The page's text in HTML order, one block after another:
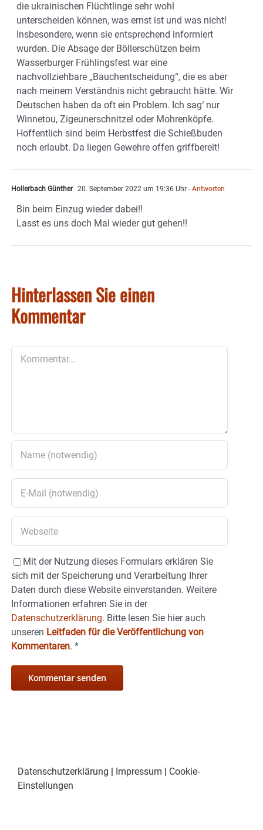
die ukrainischen Flüchtlinge sehr wohl
unterscheiden können, was ernst ist und was nicht!
Insbesondere, wenn sie entsprechend informiert
wurden. Die Absage der Böllerschützen beim
Wasserburger Frühlingsfest war eine
nachvollziehbare „Bauchentscheidung“, die es aber
nach meinem Verständnis nicht gebraucht hätte. Wir
Deutschen haben da oft ein Problem. Ich sag‘ nur
Winnetou, Zigeunerschnitzel oder Mohrenköpfe.
Hoffentlich sind beim Herbstfest die Schießbuden
noch erlaubt. Da liegen Gewehre offen griffbereit!
Hollerbach Günther 20. September 2022 um 19:36 Uhr - Antworten
Bin beim Einzug wieder dabei!!
Lasst es uns doch Mal wieder gut gehen!!
Hinterlassen Sie einen
Kommentar
Mit der Nutzung dieses Formulars erklären Sie
sich mit der Speicherung und Verarbeitung Ihrer
Daten durch diese Website einverstanden. Weitere
Informationen erfahren Sie in der
Datenschutzerklärung. Bitte lesen Sie hier auch
unseren Leitfaden für die Veröffentlichung von
Kommentaren. *
Datenschutzerklärung | Impressum | Cookie-
Einstellungen